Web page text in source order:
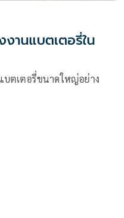
งานแบตเตอรี่ใน
บตเตอรี่ขนาดใหญ่อย่าง